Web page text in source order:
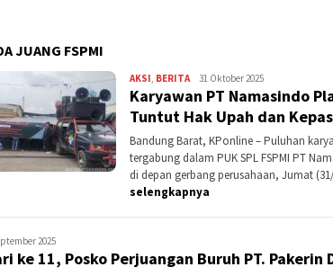
JUANG FSPMI
AKSI, BERITAMP
Cimahi
31 Oktober 2025
Karyawan PT Namasindo
Tuntut Hak Upah dan
Bandung Barat, KPonline – Puluhan
tergabung dalam PUK SPL FSPMI PT
di depan gerbang perusahaan, Jumat
selengkapnya
2025
ke 11, Posko Perjuangan Buruh PT. Pakerin